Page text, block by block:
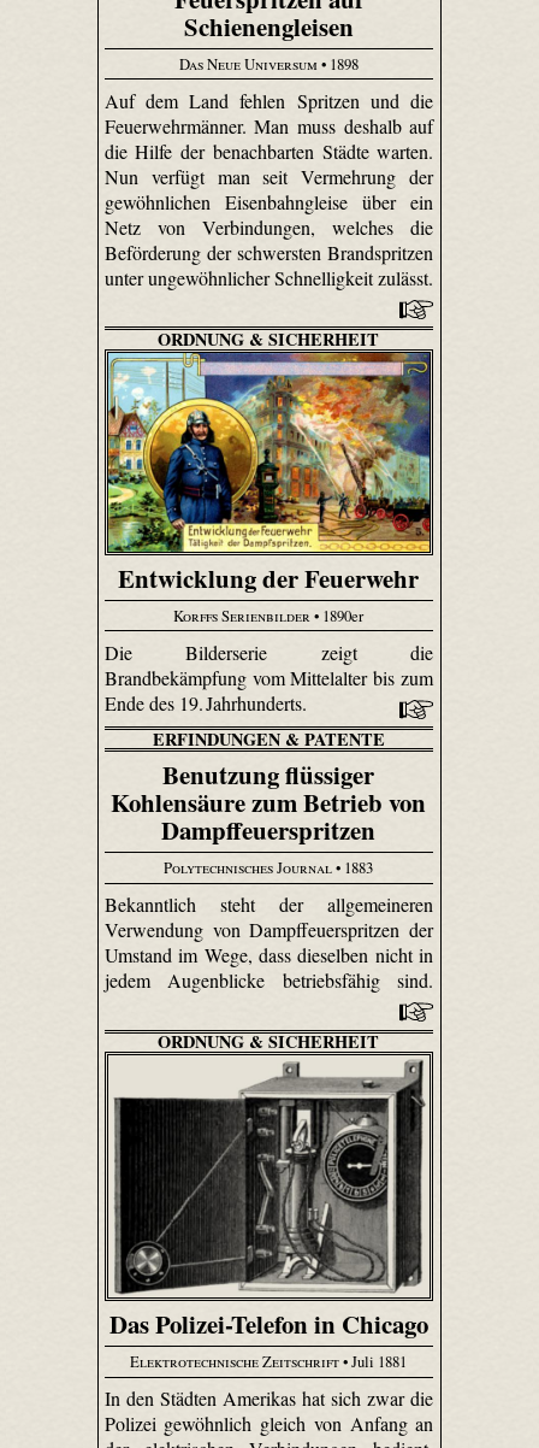
Schienengleisen
Das Neue Universum • 1898
Auf dem Land fehlen Spritzen und die
Feuerwehrmänner. Man muss deshalb auf
die Hilfe der benachbarten Städte warten.
Nun verfügt man seit Vermehrung der
gewöhnlichen Eisenbahngleise über ein
Netz von Verbindungen, welches die
Beförderung der schwersten Brandspritzen
unter ungewöhnlicher Schnelligkeit zulässt.
ORDNUNG & SICHERHEIT
Entwicklung der Feuerwehr
Korffs Serienbilder• 1890er
Die Bilderserie zeigt die
Brandbekämpfung vom Mittelalter bis zum
Ende des 19. Jahrhunderts.
ERFINDUNGEN & PATENTE
Benutzung flüssiger
Kohlensäure zum Betrieb von
Dampffeuerspritzen
Polytechnisches Journal• 1883
Bekanntlich steht der allgemeineren
Verwendung von Dampffeuerspritzen der
Umstand im Wege, dass dieselben nicht in
jedem Augenblicke betriebsfähig sind.
ORDNUNG & SICHERHEIT
Das Polizei-Telefon in Chicago
Elektrotechnische Zeitschrift• Juli 1881
In den Städten Amerikas hat sich zwar die
Polizei gewöhnlich gleich von Anfang an